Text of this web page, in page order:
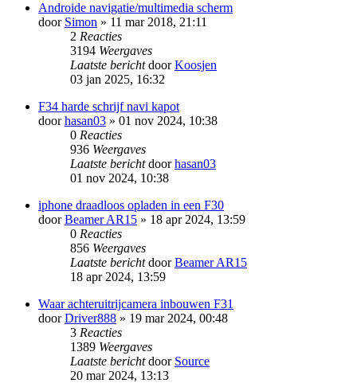
Androide navigatie/multimedia scherm
door Simon » 11 mar 2018, 21:11
2 Reacties
3194 Weergaves
Laatste berichtdoorKoosjen
03 jan 2025, 16:32
F34 harde schrijf navi kapot
doorhasan03 » 01 nov 2024, 10:38
0 Reacties
936 Weergaves
Laatste berichtdoorhasan03
01 nov 2024, 10:38
iphone draadloos opladen in een F30
doorBeamer AR15 » 18 apr 2024, 13:59
0 Reacties
856 Weergaves
Laatste berichtdoorBeamer AR15
18 apr 2024, 13:59
Waar achteruitrijcamera inbouwen F31
doorDriver888 » 19 mar 2024, 00:48
3 Reacties
1389 Weergaves
Laatste berichtdoor Source
20 mar 2024, 13:13